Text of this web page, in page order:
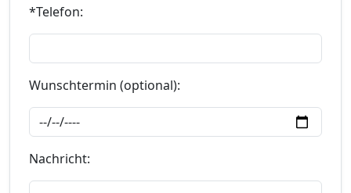
*Telefon:
Wunschtermin (optional):
Nachricht: